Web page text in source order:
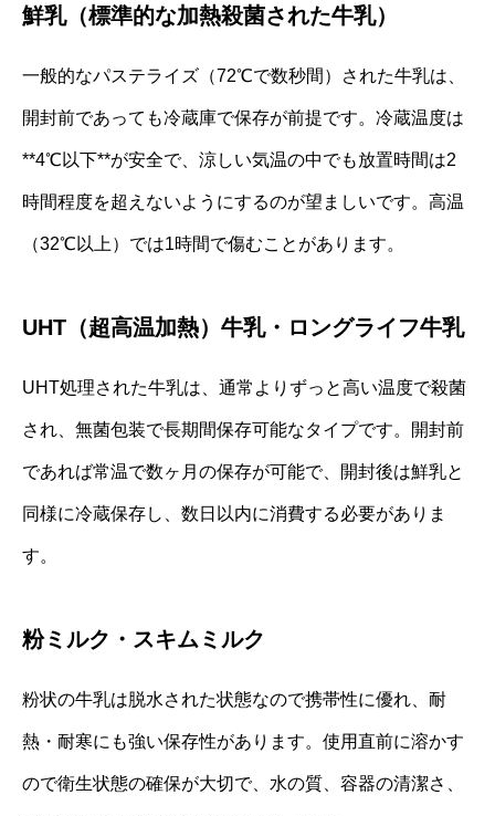
鮮乳（標準的な加熱殺菌された牛乳）
一般的なパステライズ（72℃で数秒間）された牛乳は、
開封前であっても冷蔵庫で保存が前提です。冷蔵温度は
**4℃以下**が安全で、涼しい気温の中でも放置時間は2
時間程度を超えないようにするのが望ましいです。高温
（32℃以上）では1時間で傷むことがあります。
UHT（超高温加熱）牛乳・ロングライフ牛乳
UHT処理された牛乳は、通常よりずっと高い温度で殺菌
され、無菌包装で長期間保存可能なタイプです。開封前
であれば常温で数ヶ月の保存が可能で、開封後は鮮乳と
同様に冷蔵保存し、数日以内に消費する必要がありま
す。
粉ミルク・スキムミルク
粉状の牛乳は脱水された状態なので携帯性に優れ、耐
熱・耐寒にも強い保存性があります。使用直前に溶かす
ので衛生状態の確保が大切で、水の質、容器の清潔さ、